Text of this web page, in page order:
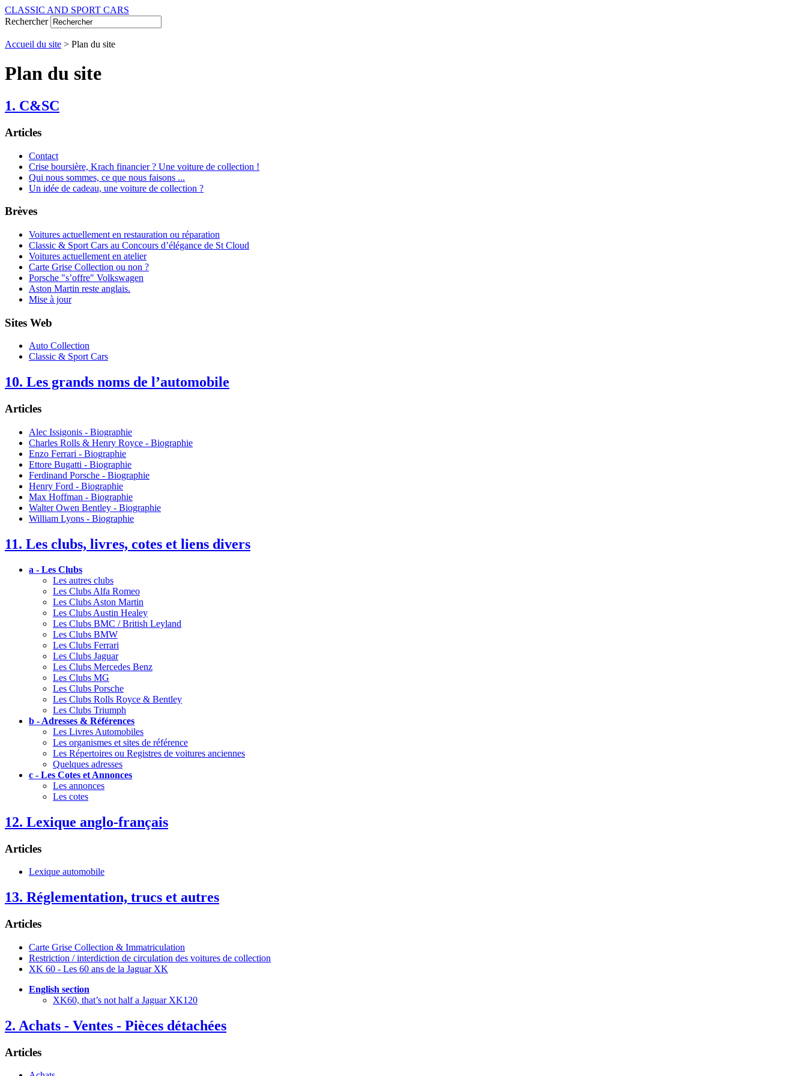
CLASSIC AND SPORT CARS
Rechercher
Accueil du site > Plan du site
Plan du site
1. C&SC
Articles
Contact
Crise boursière, Krach financier ? Une voiture de collection !
Qui nous sommes, ce que nous faisons ...
Un idée de cadeau, une voiture de collection ?
Brèves
Voitures actuellement en restauration ou réparation
Classic & Sport Cars au Concours d’élégance de St Cloud
Voitures actuellement en atelier
Carte Grise Collection ou non ?
Porsche "s’offre" Volkswagen
Aston Martin reste anglais.
Mise à jour
Sites Web
Auto Collection
Classic & Sport Cars
10. Les grands noms de l’automobile
Articles
Alec Issigonis - Biographie
Charles Rolls & Henry Royce - Biographie
Enzo Ferrari - Biographie
Ettore Bugatti - Biographie
Ferdinand Porsche - Biographie
Henry Ford - Biographie
Max Hoffman - Biographie
Walter Owen Bentley - Biographie
William Lyons - Biographie
11. Les clubs, livres, cotes et liens divers
a - Les Clubs
Les autres clubs
Les Clubs Alfa Romeo
Les Clubs Aston Martin
Les Clubs Austin Healey
Les Clubs BMC / British Leyland
Les Clubs BMW
Les Clubs Ferrari
Les Clubs Jaguar
Les Clubs Mercedes Benz
Les Clubs MG
Les Clubs Porsche
Les Clubs Rolls Royce & Bentley
Les Clubs Triumph
b - Adresses & Références
Les Livres Automobiles
Les organismes et sites de référence
Les Répertoires ou Registres de voitures anciennes
Quelques adresses
c - Les Cotes et Annonces
Les annonces
Les cotes
12. Lexique anglo-français
Articles
Lexique automobile
13. Réglementation, trucs et autres
Articles
Carte Grise Collection & Immatriculation
Restriction / interdiction de circulation des voitures de collection
XK 60 - Les 60 ans de la Jaguar XK
English section
XK60, that’s not half a Jaguar XK120
2. Achats - Ventes - Pièces détachées
Articles